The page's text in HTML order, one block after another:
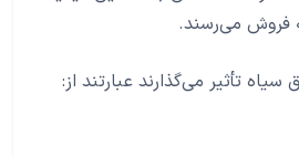
فروش می‌رسند.
تأثیر می‌گذارند عبارتند از: